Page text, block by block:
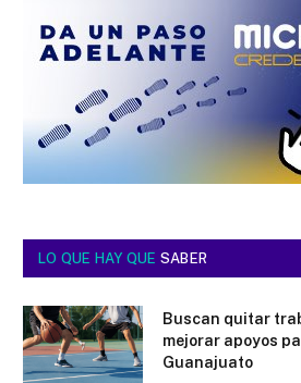
LO QUE HAY QUE SABER
Buscan quitar
mejorar apoyos
Guanajuato